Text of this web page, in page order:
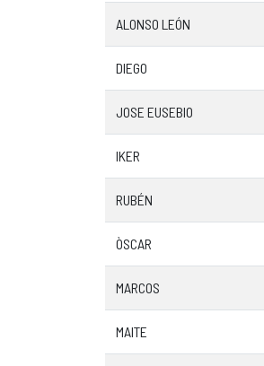
ALONSO LEÓN
DIEGO
JOSE EUSEBIO
IKER
RUBÉN
ÒSCAR
MARCOS
MAITE